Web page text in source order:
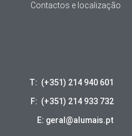
Contactos e localização
T: (+351) 214 940 601
F: (+351) 214 933 732
E: geral@alumais.pt